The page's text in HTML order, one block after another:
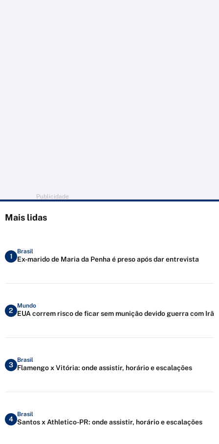
Publicidade
Mais lidas
1
Brasil
Ex-marido de Maria da Penha é preso após dar entrevista
2
Mundo
EUA correm risco de ficar sem munição devido guerra com Irã
3
Brasil
Flamengo x Vitória: onde assistir, horário e escalações
4
Brasil
Santos x Athletico-PR: onde assistir, horário e escalações